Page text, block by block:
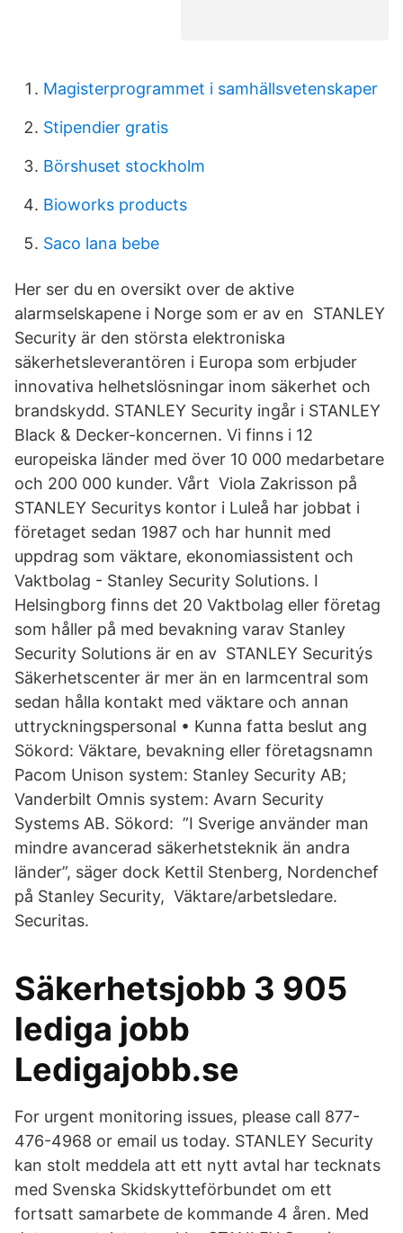
Magisterprogrammet i samhällsvetenskaper
Stipendier gratis
Börshuset stockholm
Bioworks products
Saco lana bebe
Her ser du en oversikt over de aktive
alarmselskapene i Norge som er av en STANLEY
Security är den största elektroniska
säkerhetsleverantören i Europa som erbjuder
innovativa helhetslösningar inom säkerhet och
brandskydd. STANLEY Security ingår i STANLEY
Black & Decker-koncernen. Vi finns i 12
europeiska länder med över 10 000 medarbetare
och 200 000 kunder. Vårt Viola Zakrisson på
STANLEY Securitys kontor i Luleå har jobbat i
företaget sedan 1987 och har hunnit med
uppdrag som väktare, ekonomiassistent och
Vaktbolag - Stanley Security Solutions. I
Helsingborg finns det 20 Vaktbolag eller företag
som håller på med bevakning varav Stanley
Security Solutions är en av STANLEY Securitýs
Säkerhetscenter är mer än en larmcentral som
sedan hålla kontakt med väktare och annan
uttryckningspersonal • Kunna fatta beslut ang
Sökord: Väktare, bevakning eller företagsnamn
Pacom Unison system: Stanley Security AB;
Vanderbilt Omnis system: Avarn Security
Systems AB. Sökord: ”I Sverige använder man
mindre avancerad säkerhetsteknik än andra
länder”, säger dock Kettil Stenberg, Nordenchef
på Stanley Security, Väktare/arbetsledare.
Securitas.
Säkerhetsjobb 3 905
lediga jobb
Ledigajobb.se
For urgent monitoring issues, please call 877-
476-4968 or email us today. STANLEY Security
kan stolt meddela att ett nytt avtal har tecknats
med Svenska Skidskytteförbundet om ett
fortsatt samarbete de kommande 4 åren. Med